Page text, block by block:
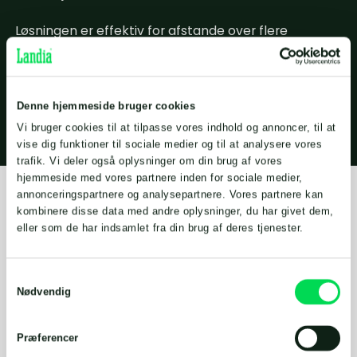
Denne hjemmeside bruger cookies
Vi bruger cookies til at tilpasse vores indhold og annoncer, til at
vise dig funktioner til sociale medier og til at analysere vores
trafik. Vi deler også oplysninger om din brug af vores
hjemmeside med vores partnere inden for sociale medier,
annonceringspartnere og analysepartnere. Vores partnere kan
kombinere disse data med andre oplysninger, du har givet dem,
eller som de har indsamlet fra din brug af deres tjenester.
Nødvendig
Præferencer
Løsningen er effektiv for afstande over flere
kilometer og med stigninger op til 50 meter.
Samtidig er løsningen med at pumpe gyllen i jorden i
nemmere.
Det er både billigere og nemmere at